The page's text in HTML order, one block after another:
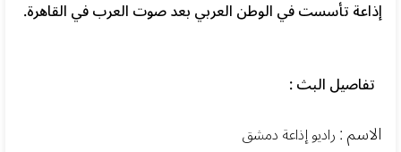
إذاعة تأسست في الوطن العربي بعد صوت العرب في القاهرة.
تفاصيل البث :
الاسم :راديو إذاعة دمشق